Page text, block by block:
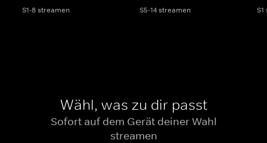
S1-8 streamen S5-14 streamen
Wähl, was zu dir passt
Sofort auf dem Gerät deiner Wahl
streamen